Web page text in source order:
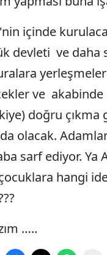
Van
Yozgat
Aksaray
Karaman
Şırnak
içinde
devleti ve daha
ve
doğru çıkma
olacak.
sarf ediyor. Ya
hangi
…..